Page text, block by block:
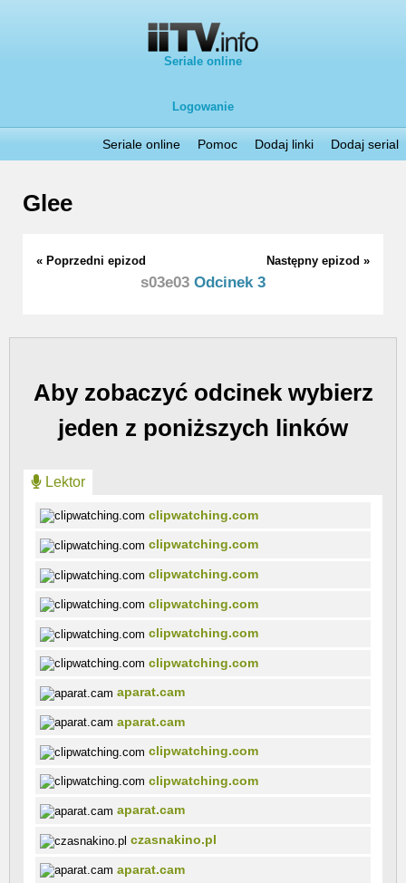
Seriale online
Logowanie
Seriale online Pomoc Dodaj linki Dodaj serial
Glee
« Poprzedni epizod Następny epizod »
s03e03 Odcinek 3
Aby zobaczyć odcinek wybierz
jeden z poniższych linków
Lektor
clipwatching.com
clipwatching.com
clipwatching.com
clipwatching.com
clipwatching.com
clipwatching.com
aparat.cam
aparat.cam
clipwatching.com
clipwatching.com
aparat.cam
czasnakino.pl
aparat.cam